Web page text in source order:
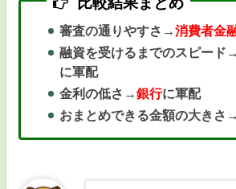
審査の通りやすさ→消費者金
融資を受けるまでのスピード
に軍配
金利の低さ→銀行に軍配
おまとめできる金額の大きさ